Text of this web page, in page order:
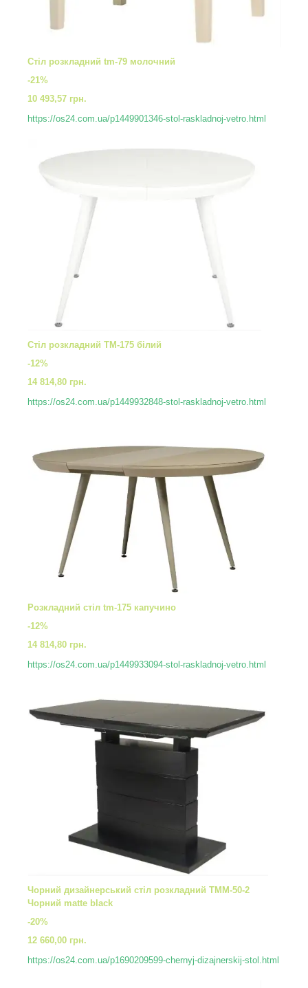
Стіл розкладний tm-79 молочний
-21%
10 493,57 грн.
https://os24.com.ua/p1449901346-stol-raskladnoj-vetro.html
Стіл розкладний TM-175 білий
-12%
14 814,80 грн.
https://os24.com.ua/p1449932848-stol-raskladnoj-vetro.html
Розкладний стіл tm-175 капучино
-12%
14 814,80 грн.
https://os24.com.ua/p1449933094-stol-raskladnoj-vetro.html
Чорний дизайнерський стіл розкладний TMM-50-2
Чорний matte black
-20%
12 660,00 грн.
https://os24.com.ua/p1690209599-chernyj-dizajnerskij-stol.html